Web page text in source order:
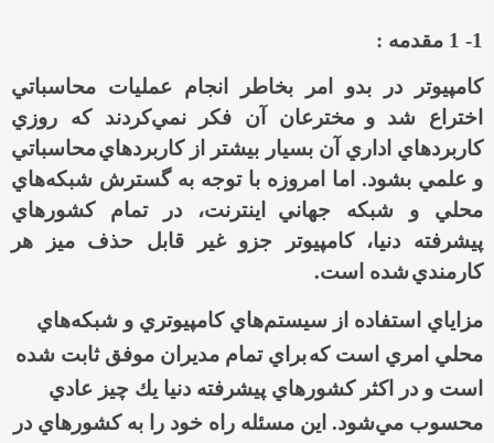
1- 1 مقدمه :
كامپيوتر در بدو امر بخاطر انجام عمليات محاسباتي
اختراع شد و مخترعان آن فكر نمي‌كردند كه روزي
كاربردهاي اداري آن بسيار بيشتر از كاربردهايمحاسباتي
و علمي بشود. اما امروزه با توجه به گسترش شبكه‌هاي
محلي و شبكه جهاني
اينترنت، در تمام كشورهاي
پيشرفته دنيا، كامپيوتر جزو غير قابل حذف ميز هر
كارمنديشده است.
مزاياي استفاده از سيستم‌هاي كامپيوتري و شبكه‌هاي
محلي امري است كهبراي تمام مديران موفق ثابت شده
است و در اكثر كشورهاي پيشرفته دنيا يك چيز عادي
محسوب مي‌شود. اين مسئله راه خود را به كشورهاي در